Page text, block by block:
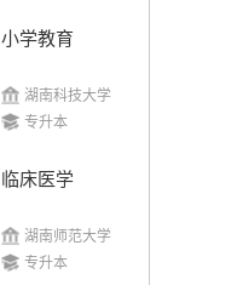
小学教育
湖南科技大学
专升本
临床医学
湖南师范大学
专升本